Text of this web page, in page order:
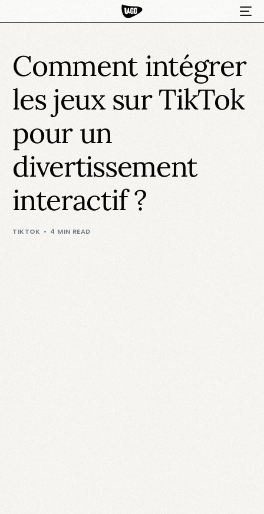
Comment intégrer
les jeux sur TikTok
pour un
divertissement
interactif ?
TIKTOK 4 MIN READ
HOT